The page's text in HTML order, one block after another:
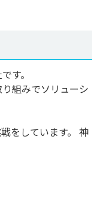
す。
組みでソリューシ
をしています。 神